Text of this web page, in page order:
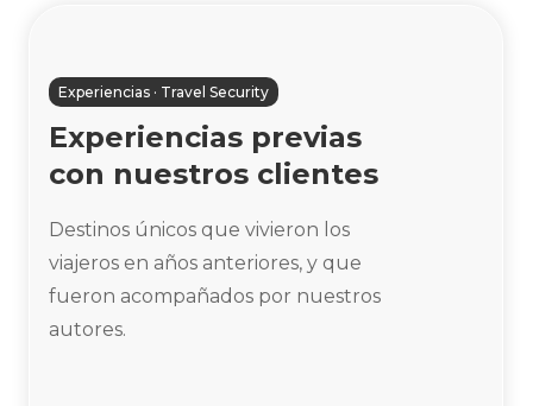
Experiencias · Travel Security
Experiencias previas
con nuestros clientes
Destinos únicos que vivieron los
viajeros en años anteriores, y que
fueron acompañados por nuestros
autores.